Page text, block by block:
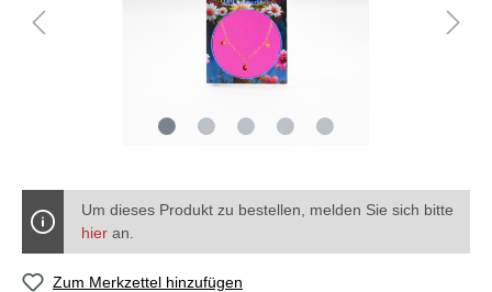
Um dieses Produkt zu bestellen, melden Sie sich bitte
hier an.
Zum Merkzettel hinzufügen